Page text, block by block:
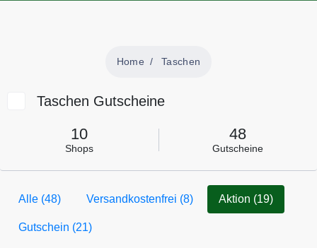
Home Taschen
Taschen Gutscheine
10
Shops
48
Gutscheine
Alle (48) Versandkostenfrei (8) Aktion (19)
Gutschein (21)